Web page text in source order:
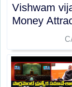
Vishwam
Money